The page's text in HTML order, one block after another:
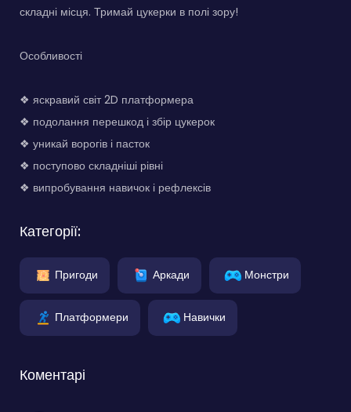
складні місця. Тримай цукерки в полі зору!
Особливості
❖ яскравий світ 2D платформера
❖ подолання перешкод і збір цукерок
❖ уникай ворогів і пасток
❖ поступово складніші рівні
❖ випробування навичок і рефлексів
Категорії:
Пригоди Аркади Монстри
Платформери Навички
Коментарі